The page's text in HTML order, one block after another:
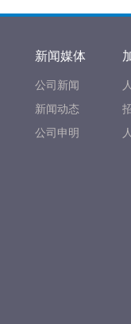
新闻媒体
公司新闻
新闻动态
公司申明